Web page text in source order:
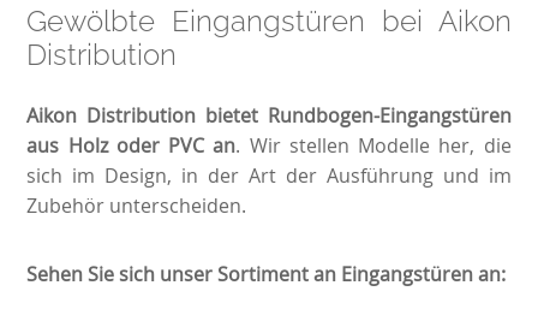
Gewölbte Eingangstüren bei Aikon
Distribution
Aikon Distribution bietet Rundbogen-Eingangstüren
aus Holz oder PVC an. Wir stellen Modelle her, die
sich im Design, in der Art der Ausführung und im
Zubehör unterscheiden.
Sehen Sie sich unser Sortiment an Eingangstüren an: